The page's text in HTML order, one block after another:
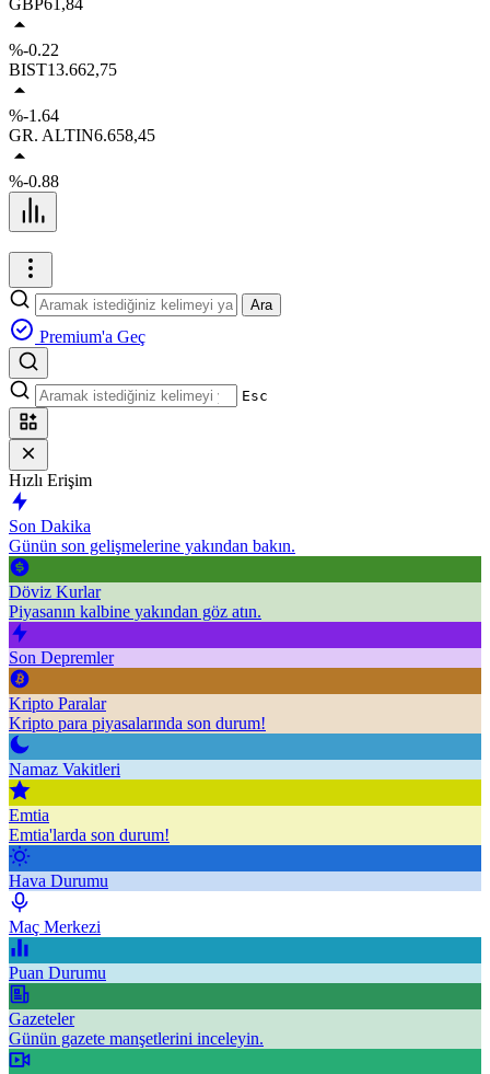
GBP61,84
%-0.22
BIST13.662,75
%-1.64
GR. ALTIN6.658,45
%-0.88
Ara
Premium'a Geç
Esc
Hızlı Erişim
Son Dakika
Günün son gelişmelerine yakından bakın.
Döviz Kurlar
Piyasanın kalbine yakından göz atın.
Son Depremler
Kripto Paralar
Kripto para piyasalarında son durum!
Namaz Vakitleri
Emtia
Emtia'larda son durum!
Hava Durumu
Maç Merkezi
Puan Durumu
Gazeteler
Günün gazete manşetlerini inceleyin.